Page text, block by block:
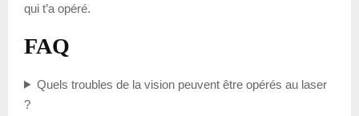
qui t’a opéré.
FAQ
Quels troubles de la vision peuvent être opérés au laser
?